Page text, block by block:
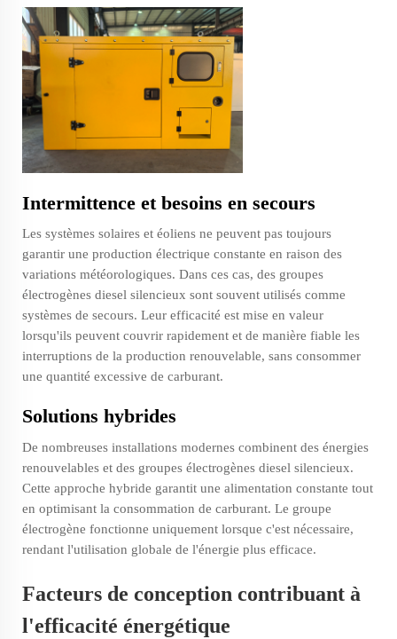
Intermittence et besoins en secours
Les systèmes solaires et éoliens ne peuvent pas toujours
garantir une production électrique constante en raison des
variations météorologiques. Dans ces cas, des groupes
électrogènes diesel silencieux sont souvent utilisés comme
systèmes de secours. Leur efficacité est mise en valeur
lorsqu'ils peuvent couvrir rapidement et de manière fiable les
interruptions de la production renouvelable, sans consommer
une quantité excessive de carburant.
Solutions hybrides
De nombreuses installations modernes combinent des énergies
renouvelables et des groupes électrogènes diesel silencieux.
Cette approche hybride garantit une alimentation constante tout
en optimisant la consommation de carburant. Le groupe
électrogène fonctionne uniquement lorsque c'est nécessaire,
rendant l'utilisation globale de l'énergie plus efficace.
Facteurs de conception contribuant à
l'efficacité énergétique